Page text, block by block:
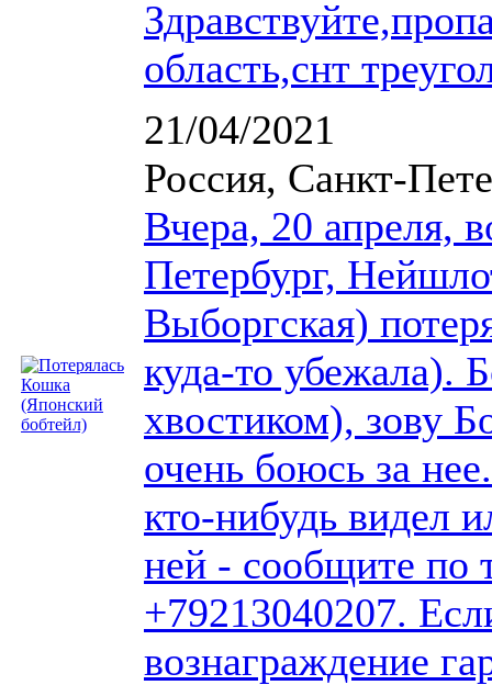
область,снт
21/04/2021
Россия, Санкт-
Вчера, 20 апреля,
Петербург,
Выборгская)
куда-то убежала).
хвостиком), зову
очень боюсь за
кто-нибудь видел
ней - сообщите по
+79213040207.
вознаграждение